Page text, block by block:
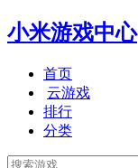
小米游戏中心
首页
云游戏
排行
分类